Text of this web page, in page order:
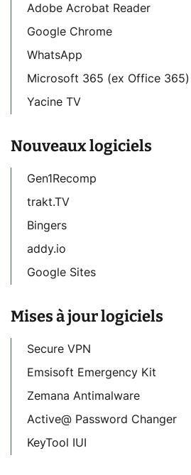
Adobe Acrobat Reader
Google Chrome
WhatsApp
Microsoft 365 (ex Office 365)
Yacine TV
Nouveaux logiciels
Gen1Recomp
trakt.TV
Bingers
addy.io
Google Sites
Mises à jour logiciels
Secure VPN
Emsisoft Emergency Kit
Zemana Antimalware
Active@ Password Changer
KeyTool IUI